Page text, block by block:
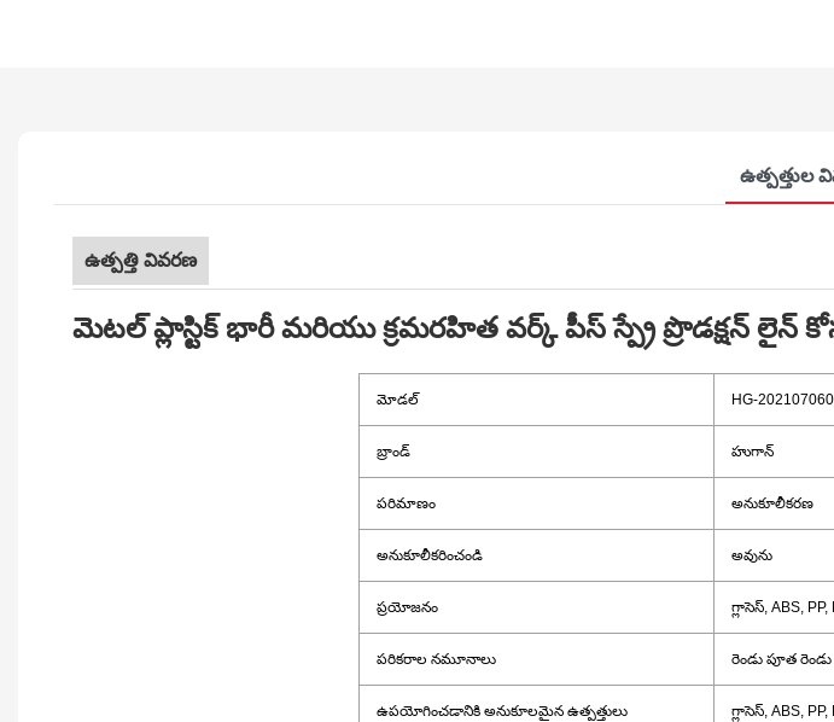
ఉత్పత్తుల
ఉత్పత్తి వివరణ
మెటల్ ప్లాస్టిక్ భారీ మరియు క్రమరహిత వర్క్ పీస్ స్ప్రే ప్రొడక్షన్
మోడల్ HG-
బ్రాండ్ హుగాన్
పరిమాణం అనుకూలీకరణ
అనుకూలీకరించండి అవును
ప్రయోజనం గ్లాసెస్, ABS,
పరికరాల నమూనాలు రెండు పూత
ఉపయోగించడానికి అనుకూలమైన ఉత్పత్తులు గ్లాసెస్, ABS,